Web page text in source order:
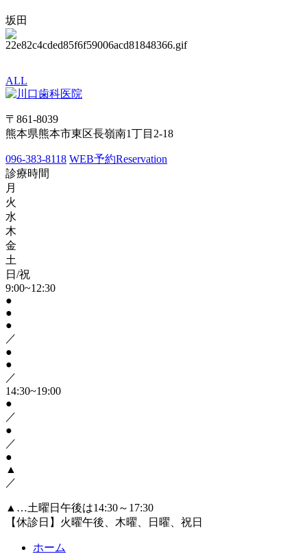
坂田
ALL
〒861-8039
熊本県熊本市東区長嶺南1丁目2-18
096-383-8118 WEB予約Reservation
診療時間
月
火
水
木
金
土
日/祝
9:00~12:30
●
●
●
／
●
●
／
14:30~19:00
●
／
●
／
●
▲
／
▲…土曜日午後は14:30～17:30
【休診日】火曜午後、木曜、日曜、祝日
ホーム